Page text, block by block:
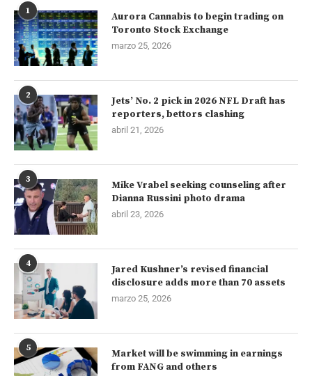
1
Aurora Cannabis to begin trading on
Toronto Stock Exchange
marzo 25, 2026
2
Jets’ No. 2 pick in 2026 NFL Draft has
reporters, bettors clashing
abril 21, 2026
3
Mike Vrabel seeking counseling after
Dianna Russini photo drama
abril 23, 2026
4
Jared Kushner’s revised financial
disclosure adds more than 70 assets
marzo 25, 2026
5
Market will be swimming in earnings
from FANG and others